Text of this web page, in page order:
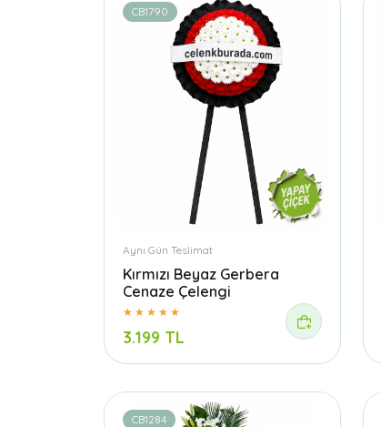
CB1790
Aynı Gün Teslimat
Kırmızı Beyaz Gerbera
Cenaze Çelengi
3.199 TL
CB1284